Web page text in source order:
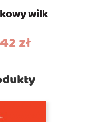
wilk
zł